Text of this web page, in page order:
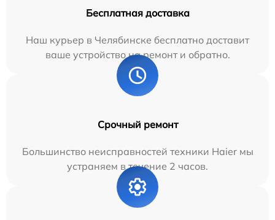
Бесплатная доставка
Наш курьер в Челябинске бесплатно доставит
ваше устройство на ремонт и обратно.
Срочный ремонт
Большинство неисправностей техники Haier мы
устраняем в течение 2 часов.